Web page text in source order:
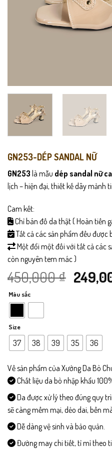
GN253-DÉP SANDAL NỮ
GN253 là mẫu dép sandal nữ
lịch – hiện đại, thiết kế dây mảnh
Cam kết:
Chỉ bán đồ da thật ( Hoàn tiền
Tất cả các sản phẩm đều được
Một đổi một đối với tất cả các
còn nguyên tem mác )
450,000₫ Giá
Màu sắc
Size
37 38 39 35 36
Về sản phẩm của Xưởng Da Bò
Chất liệu da bò nhập khẩu
Da được xử lý theo đúng quy
sẽ càng mềm mại, dẻo dai, bền
Dễ dàng vệ sinh và bảo quản.
Đường may chi tiết, tỉ mỉ theo